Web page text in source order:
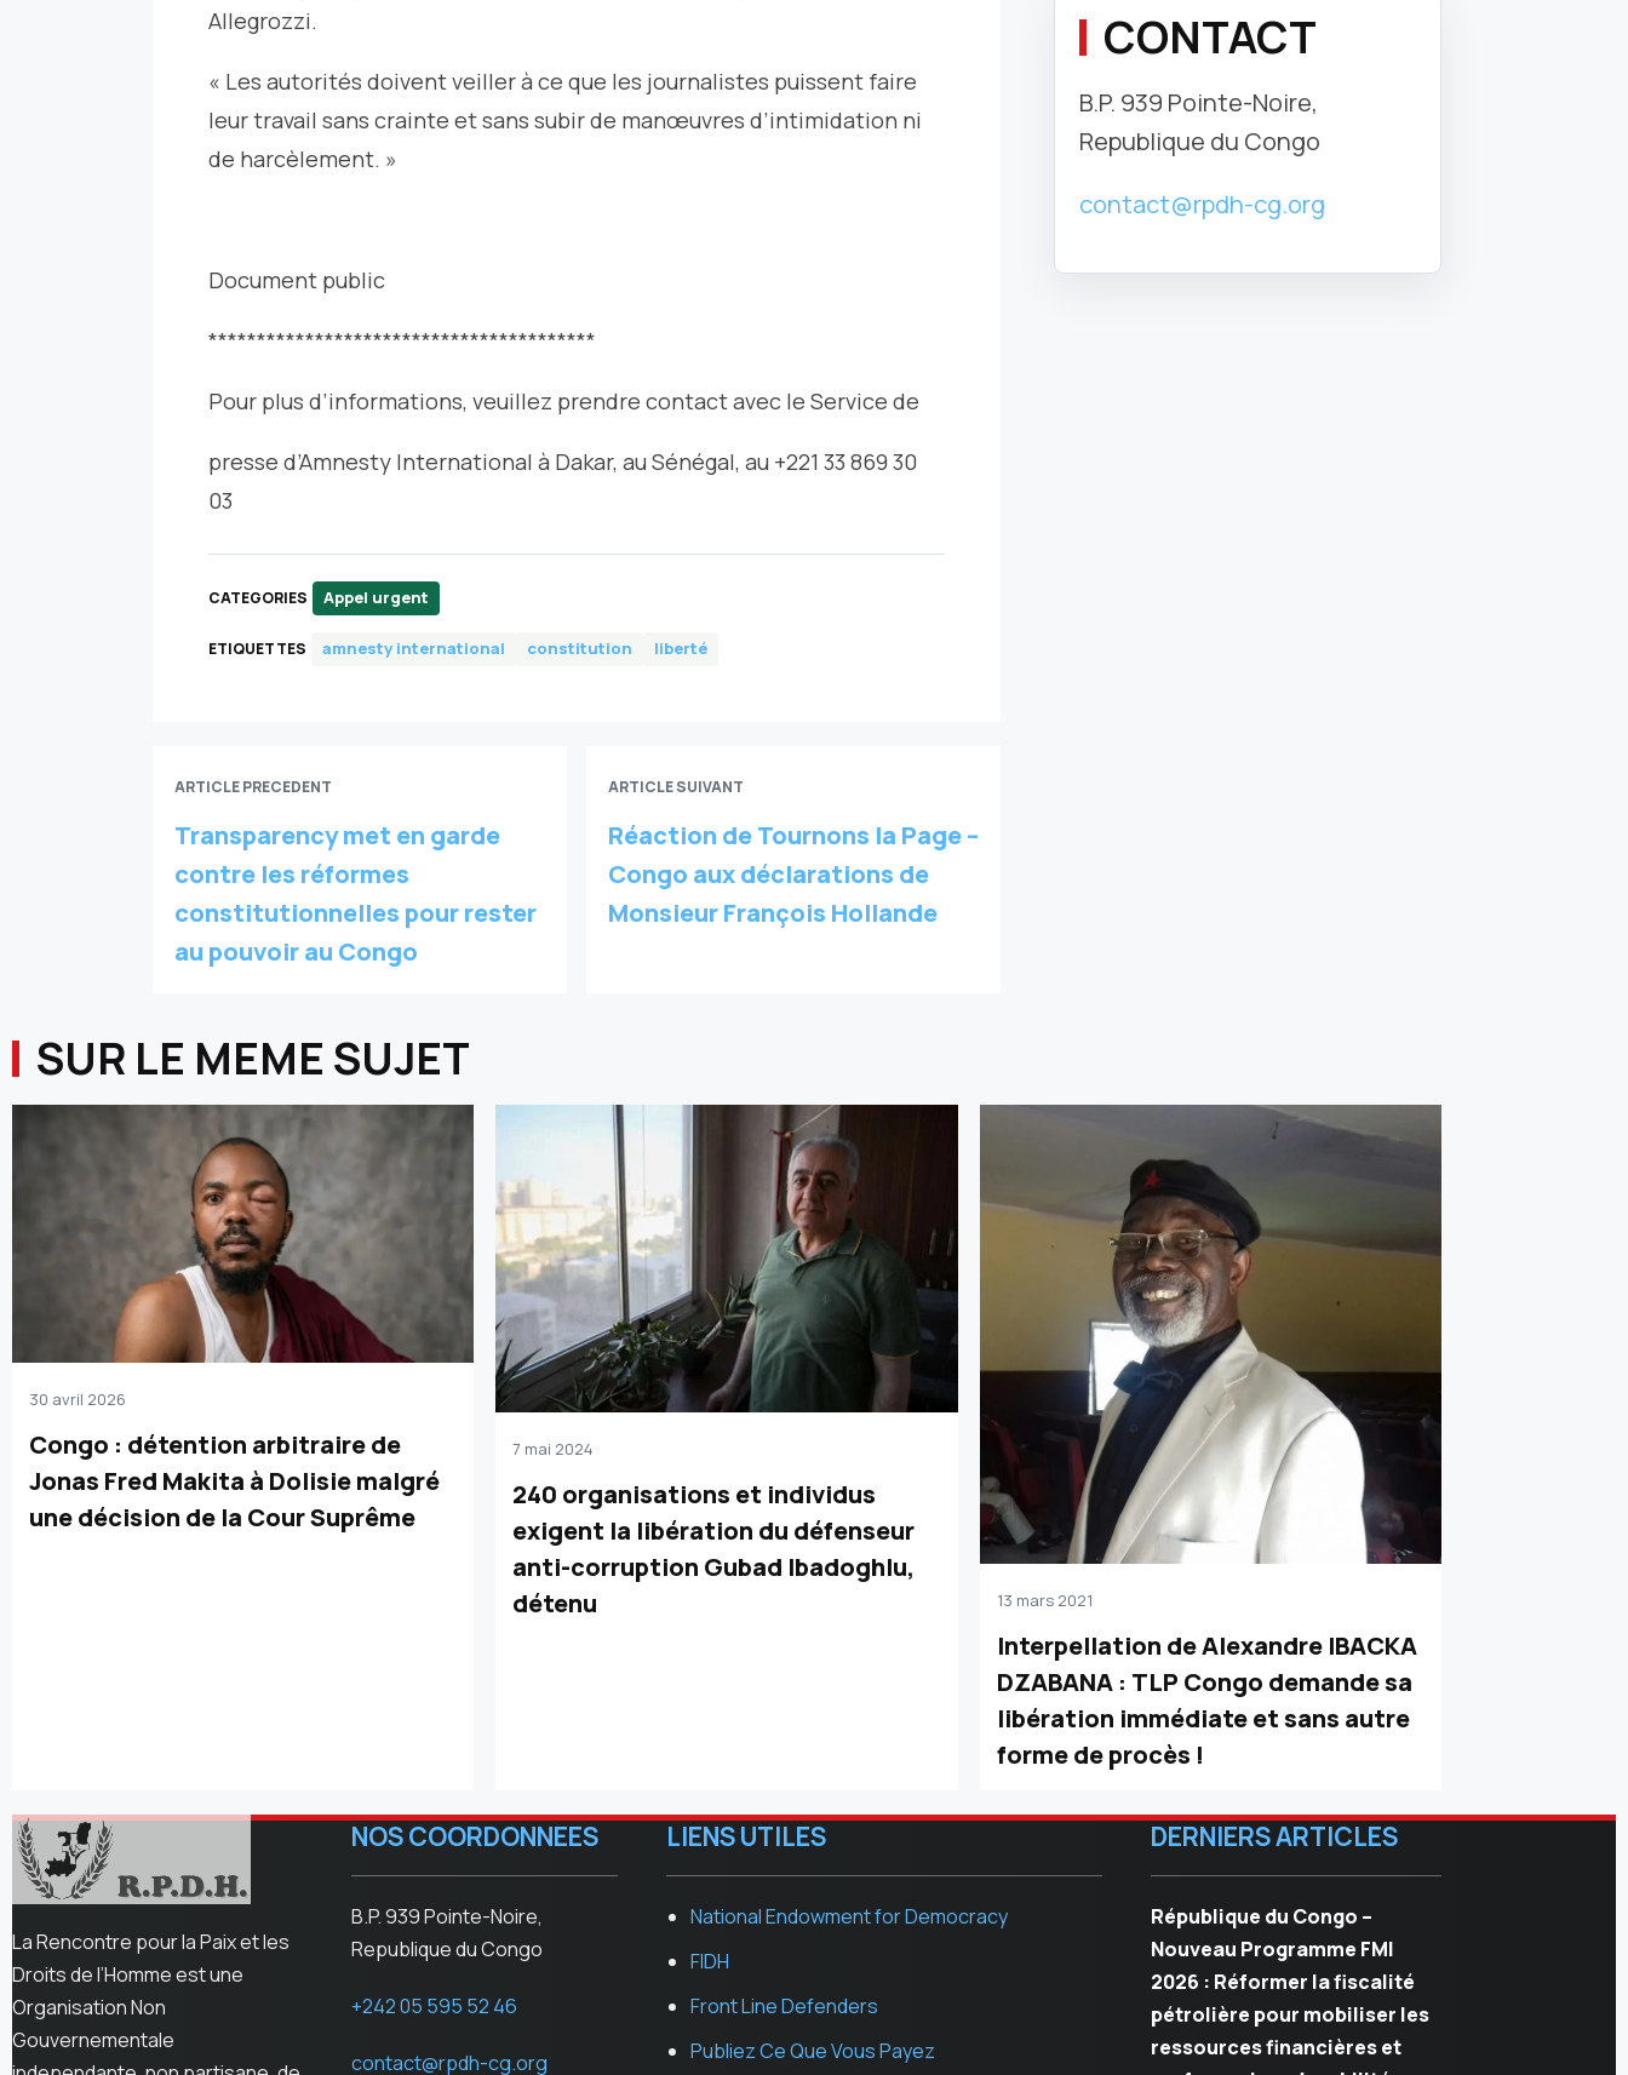
Allegrozzi.
« Les autorités doivent veiller à ce que les journalistes puissent faire
leur travail sans crainte et sans subir de manœuvres d’intimidation ni
de harcèlement. »
Document public
****************************************
Pour plus d’informations, veuillez prendre contact avec le Service de
presse d’Amnesty International à Dakar, au Sénégal, au +221 33 869 30
03
CATEGORIES Appel urgent
ETIQUETTES amnesty international constitution liberté
ARTICLE PRECEDENT
Transparency met en garde
contre les réformes
constitutionnelles pour rester
au pouvoir au Congo
ARTICLE SUIVANT
Réaction de Tournons la Page –
Congo aux déclarations de
Monsieur François Hollande
CONTACT
B.P. 939 Pointe-Noire,
Republique du Congo
contact@rpdh-cg.org
SUR LE MEME SUJET
30 avril 2026
Congo : détention arbitraire de
Jonas Fred Makita à Dolisie malgré
une décision de la Cour Suprême
7 mai 2024
240 organisations et individus
exigent la libération du défenseur
anti-corruption Gubad Ibadoghlu,
détenu
13 mars 2021
Interpellation de Alexandre IBACKA
DZABANA : TLP Congo demande sa
libération immédiate et sans autre
forme de procès !
La Rencontre pour la Paix et les
Droits de l’Homme est une
Organisation Non
Gouvernementale
NOS COORDONNEES
B.P. 939 Pointe-Noire,
Republique du Congo
+242 05 595 52 46
contact@rpdh-cg.org
LIENS UTILES
National Endowment for Democracy
FIDH
Front Line Defenders
Publiez Ce Que Vous Payez
DERNIERS ARTICLES
République du Congo –
Nouveau Programme FMI
2026 : Réformer la fiscalité
pétrolière pour mobiliser les
ressources financières et